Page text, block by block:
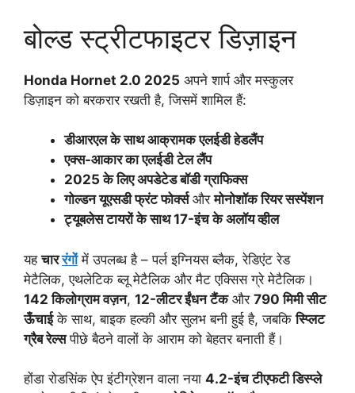
बोल्ड स्ट्रीटफाइटर डिज़ाइन
Honda Hornet 2.0 2025 अपने शार्प और मस्कुलर
डिज़ाइन को बरकरार रखती है, जिसमें शामिल हैं:
डीआरएल के साथ आक्रामक एलईडी हेडलैंप
एक्स-आकार का एलईडी टेल लैंप
2025 के लिए अपडेटेड बॉडी ग्राफिक्स
गोल्डन यूएसडी फ्रंट फोर्क्सऔरमोनोशॉक रियर सस्पेंशन
ट्यूबलेस टायरों के साथ 17-इंच के अलॉय व्हील
यहचाररंगोंमें उपलब्ध है – पर्ल इग्नियस ब्लैक, रेडिएंट रेड
मेटैलिक, एथलेटिक ब्लू मेटैलिक और मैट एक्सिस ग्रे मेटैलिक।
142 किलोग्राम वज़न, 12-लीटर ईंधन टैंकऔर 790 मिमी सीट
ऊँचाईके साथ, बाइक हल्की और सुलभ बनी हुई है, जबकिस्प्लिट
ग्रैब रेल्सपीछे बैठने वालों के आराम को बेहतर बनाती हैं।
होंडा रोडसिंक ऐप इंटीग्रेशन वाला नया 4.2-इंच टीएफटी डिस्प्ले